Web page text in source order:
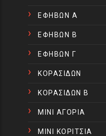
ΕΦΗΒΩΝ Α
ΕΦΗΒΩΝ Β
ΕΦΗΒΩΝ Γ
ΚΟΡΑΣΙΔΩΝ
ΚΟΡΑΣΙΔΩΝ Β
ΜΙΝΙ ΑΓΟΡΙΑ
ΜΙΝΙ ΚΟΡΙΤΣΙΑ